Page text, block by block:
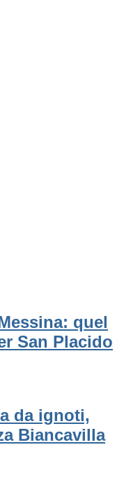
quel
San Placido
da ignoti,
Biancavilla